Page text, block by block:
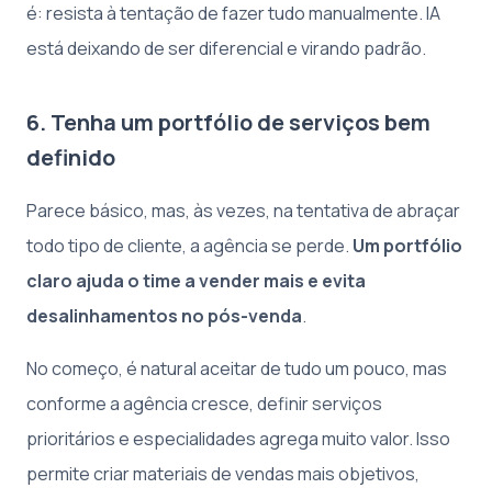
é: resista à tentação de fazer tudo manualmente. IA
está deixando de ser diferencial e virando padrão.
6. Tenha um portfólio de serviços bem
definido
Parece básico, mas, às vezes, na tentativa de abraçar
todo tipo de cliente, a agência se perde. Um portfólio
claro ajuda o time a vender mais e evita
desalinhamentos no pós-venda.
No começo, é natural aceitar de tudo um pouco, mas
conforme a agência cresce, definir serviços
prioritários e especialidades agrega muito valor. Isso
permite criar materiais de vendas mais objetivos,